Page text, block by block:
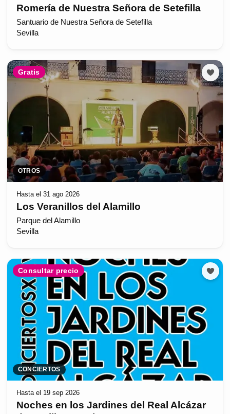
Romería de Nuestra Señora de Setefilla
Santuario de Nuestra Señora de Setefilla
Sevilla
Gratis
OTROS
Hasta el 31 ago 2026
Los Veranillos del Alamillo
Parque del Alamillo
Sevilla
Consultar precio
CONCIERTOS
Hasta el 19 sep 2026
Noches en los Jardines del Real Alcázar